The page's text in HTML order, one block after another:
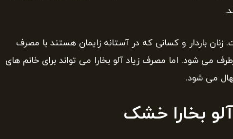
باردار و کسانی که در آستانه زایمان هستند با مصرف
شود. اما مصرف زیاد آلو بخارا می تواند برای خانم های
می شود.
بخارا خشک